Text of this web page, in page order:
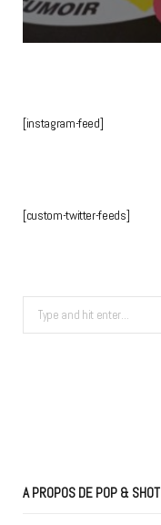
[instagram-feed]
[custom-twitter-feeds]
Search
for:
A PROPOS DE POP & SHOT